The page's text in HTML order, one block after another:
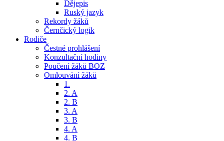
Dějepis
Ruský jazyk
Rekordy žáků
Černčický logik
Rodiče
Čestné prohlášení
Konzultační hodiny
Poučení žáků BOZ
Omlouvání žáků
1.
2. A
2. B
3. A
3. B
4. A
4. B